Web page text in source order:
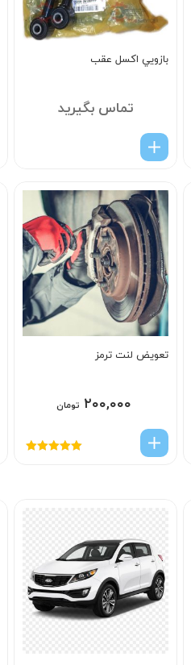
بازويي اکسل عقب
تماس بگیرید
تعویض لنت ترمز
۲۰۰,۰۰۰ تومان